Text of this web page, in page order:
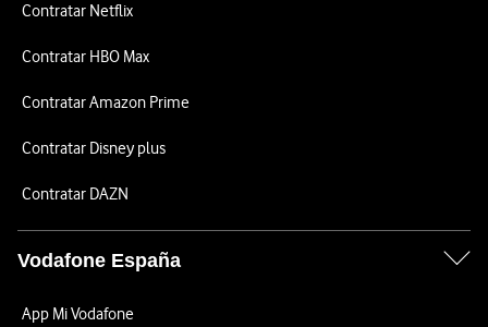
Contratar Netflix
Contratar HBO Max
Contratar Amazon Prime
Contratar Disney plus
Contratar DAZN
Vodafone España
App Mi Vodafone